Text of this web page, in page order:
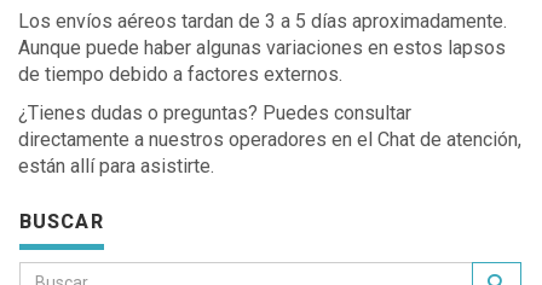
Los envíos aéreos tardan de 3 a 5 días aproximadamente.
Aunque puede haber algunas variaciones en estos lapsos
de tiempo debido a factores externos.
¿Tienes dudas o preguntas? Puedes consultar
directamente a nuestros operadores en el Chat de atención,
están allí para asistirte.
BUSCAR